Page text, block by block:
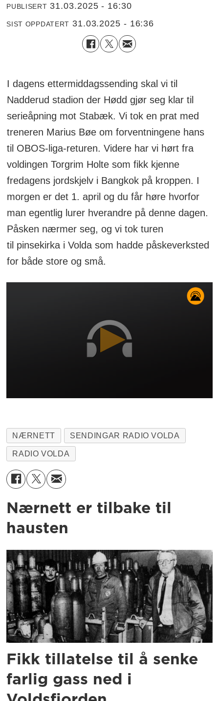
PUBLISERT 31.03.2025 - 16:30
SIST OPPDATERT 31.03.2025 - 16:36
I dagens ettermiddagssending skal vi til
Nadderud stadion der Hødd gjør seg klar til
serieåpning mot Stabæk. Vi tok en prat med
treneren Marius Bøe om forventningene hans
til OBOS-liga-returen. Videre har vi hørt fra
voldingen Torgrim Holte som fikk kjenne
fredagens jordskjelv i Bangkok på kroppen. I
morgen er det 1. april og du får høre hvorfor
man egentlig lurer hverandre på denne dagen.
Påsken nærmer seg, og vi tok turen
til pinsekirka i Volda som hadde påskeverksted
for både store og små.
NÆRNETT SENDINGAR RADIO VOLDA
RADIO VOLDA
Nærnett er tilbake til
hausten
Fikk tillatelse til å senke
farlig gass ned i